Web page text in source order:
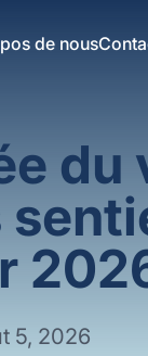
de nous
du
5, 2026